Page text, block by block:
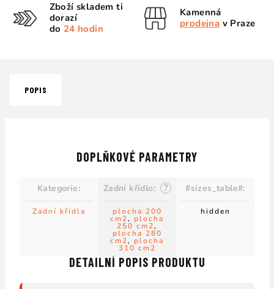
Zboží skladem ti
dorazí
do 24 hodin
Kamenná
prodejna v Praze
POPIS
DETAILNÍ POPIS PRODUKTU
DOPLŇKOVÉ PARAMETRY
Kategorie:
Zadní křídla
?
Zadní křídlo:
plocha 200
cm2, plocha
250 cm2,
plocha 280
cm2, plocha
310 cm2
#sizes_table#:
hidden